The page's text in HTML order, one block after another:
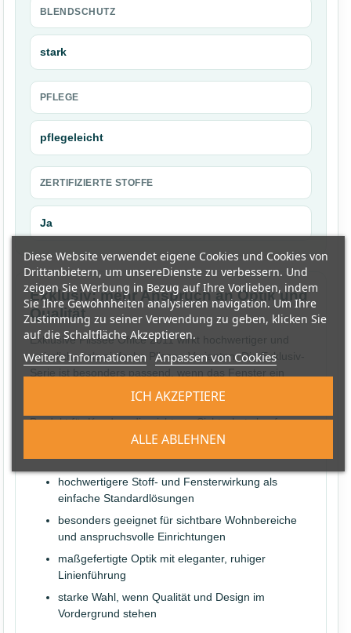
BLENDSCHUTZ
stark
PFLEGE
pflegeleicht
ZERTIFIZIERTE STOFFE
Ja
Exklusiv: mehr Anspruch an Optik und
Qualität
Exklusive Plissee Office 2011 wirkt hochwertiger und
wohnlicher als einfache Plissee-Varianten. Die Exklusiv-
sichtbarer Teil der Einrichtung ist und die Stoffwirkung
Produkt für Kunden, die nicht nur Sichtschutz kaufen,
sondern eine langfristig überzeugende Raumlösung
hochwertigere Stoff- und Fensterwirkung als
einfache Standardlösungen
besonders geeignet für sichtbare Wohnbereiche
und anspruchsvolle Einrichtungen
maßgefertigte Optik mit eleganter, ruhiger
Linienführung
starke Wahl, wenn Qualität und Design im
Vordergrund stehen
Diese Website verwendet eigene Cookies und Cookies von
Drittanbietern, um unsereDienste zu verbessern. Und
zeigen Sie Werbung in Bezug auf Ihre Vorlieben, indem
Sie Ihre Gewohnheiten analysieren navigation. Um Ihre
Zustimmung zu seiner Verwendung zu geben, klicken Sie
auf die Schaltfläche Akzeptieren.
Weitere Informationen Anpassen von Cookies
ALLE ABLEHNEN
ICH AKZEPTIERE